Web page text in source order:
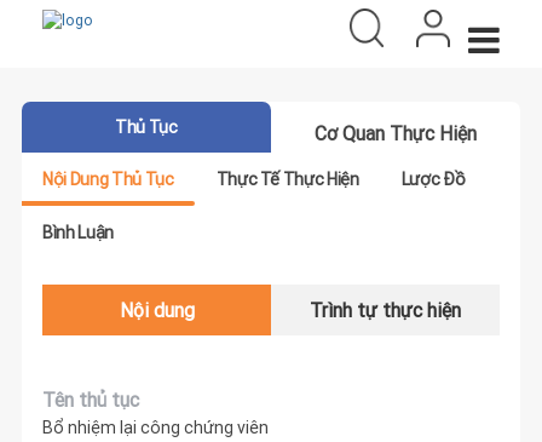
Thủ Tục Cơ Quan Thực Hiện
Nội Dung Thủ Tục Thực Tế Thực Hiện Lược Đồ
Bình Luận
Nội dung Trình tự thực hiện
Tên thủ tục
Bổ nhiệm lại công chứng viên